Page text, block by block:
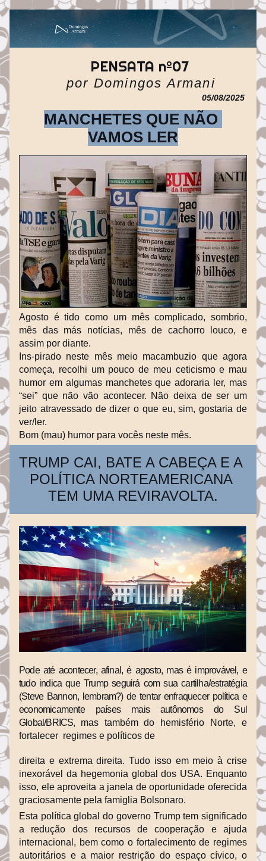
PENSATA nº07
por Domingos Armani
05/08/2025
MANCHETES QUE NÃO
VAMOS LER
Agosto é tido como um mês complicado, sombrio,
mês das más notícias, mês de cachorro louco, e
assim por diante.
Ins-pirado neste mês meio macambuzio que agora
começa, recolhi um pouco de meu ceticismo e mau
humor em algumas manchetes que adoraria ler, mas
“sei” que não vão acontecer. Não deixa de ser um
jeito atravessado de dizer o que eu, sim, gostaria de
ver/ler.
Bom (mau) humor para vocês neste mês.
TRUMP CAI, BATE A CABEÇA E A
POLÍTICA NORTEAMERICANA
TEM UMA REVIRAVOLTA.
Pode até acontecer, afinal, é agosto, mas é improvável, e
tudo indica que Trump seguirá com sua cartilha/estratégia
(Steve Bannon, lembram?) de tentar enfraquecer política e
economicamente países mais autônomos do Sul
Global/BRICS, mas também do hemisfério Norte, e
fortalecer  regimes e políticos de
direita e extrema direita. Tudo isso em meio à crise
inexorável da hegemonia global dos USA. Enquanto
isso, ele aproveita a janela de oportunidade oferecida
graciosamente pela famiglia Bolsonaro.
Esta política global do governo Trump tem significado
a redução dos recursos de cooperação e ajuda
internacional, bem como o fortalecimento de regimes
autoritários e a maior restrição do espaço cívico, o